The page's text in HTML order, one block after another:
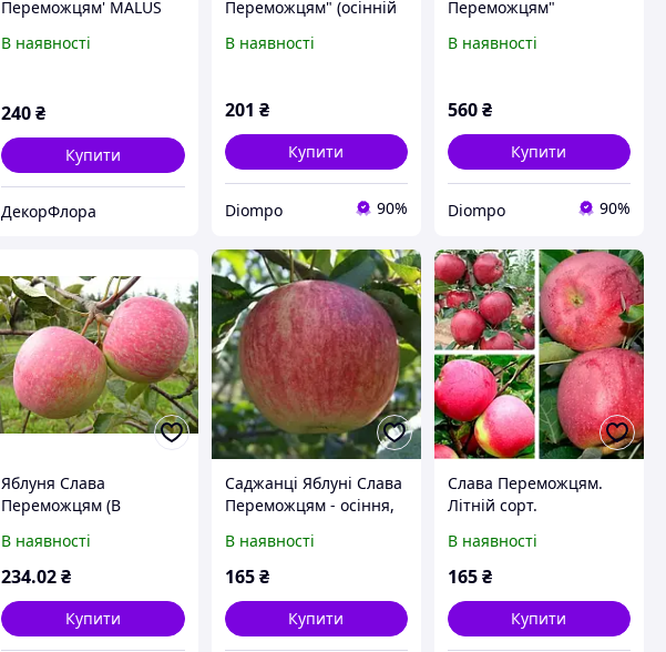
Переможцям' MALUS
PEREMOZHTSYAM"
В наявності
240₴
Купити
ДекорФлора
Переможцям" (осінній
дозрівання)
В наявності
201 ₴
Купити
Diompo 90%
Переможцям"
(саджанець 2 роки)
В наявності
560₴
Купити
Diompo 90%
Яблуня Слава
Переможцям (В
В наявності
234.02₴
Купити
Саджанці Яблуні Слава
Переможцям - осіння,
В наявності
165 ₴
Купити
Слава Переможцям.
Літній сорт.
В наявності
165₴
Купити